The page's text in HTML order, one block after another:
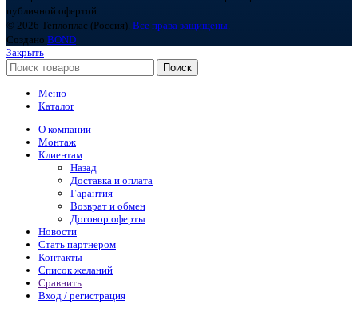
публичной офертой.
© 2026 Теплоплас (Россия). Все права защищены.
Создано BOND
Закрыть
Поиск
Меню
Каталог
О компании
Монтаж
Клиентам
Назад
Доставка и оплата
Гарантия
Возврат и обмен
Договор оферты
Новости
Стать партнером
Контакты
Список желаний
Сравнить
Вход / регистрация